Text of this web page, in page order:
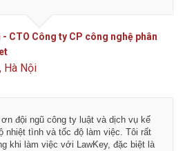
- CTO Công ty CP công nghệ phân
Hà Nội
đội ngũ công ty luật và dịch vụ kế
nhiệt tình và tốc độ làm việc. Tôi rất
khi làm việc với LawKey, đặc biệt là